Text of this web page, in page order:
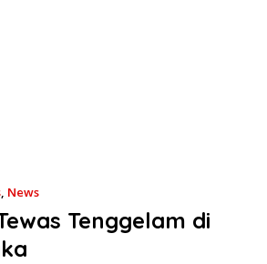
, News
Tenggelam di